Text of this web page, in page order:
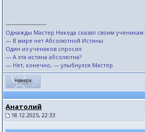
--------------------
Однажды Мастер Никеда сказал своим ученикам:
— В мире нет Абсолютной Истины.
Один из учеников спросил:
— А эта истина абсолютна?
— Нет, конечно, — улыбнулся Мастер
Анатолий
18.12.2025, 22:33